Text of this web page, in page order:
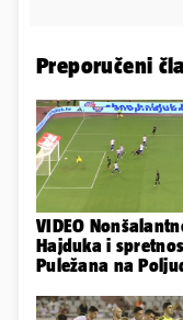
Preporučeni
VIDEO
Hajduka i
Puležana na
Splita